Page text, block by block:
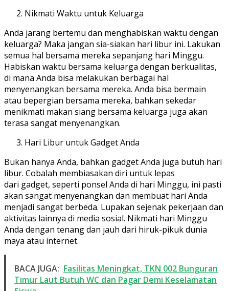
Nikmati Waktu untuk Keluarga
Anda jarang bertemu dan menghabiskan waktu dengan
keluarga? Maka jangan sia-siakan hari libur ini. Lakukan
semua hal bersama mereka sepanjang hari Minggu.
Habiskan waktu bersama keluarga dengan berkualitas,
di mana Anda bisa melakukan berbagai hal
menyenangkan bersama mereka. Anda bisa bermain
atau bepergian bersama mereka, bahkan sekedar
menikmati makan siang bersama keluarga juga akan
terasa sangat menyenangkan.
Hari Libur untuk Gadget Anda
Bukan hanya Anda, bahkan gadget Anda juga butuh hari
libur. Cobalah membiasakan diri untuk lepas
dari gadget, seperti ponsel Anda di hari Minggu, ini pasti
akan sangat menyenangkan dan membuat hari Anda
menjadi sangat berbeda. Lupakan sejenak pekerjaan dan
aktivitas lainnya di media sosial. Nikmati hari Minggu
Anda dengan tenang dan jauh dari hiruk-pikuk dunia
maya atau internet.
BACA JUGA: Fasilitas Meningkat, TKN 002 Bunguran
Timur Laut Butuh WC dan Pagar Demi Keselamatan